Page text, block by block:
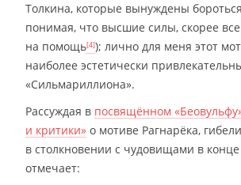
Толкина, которые вынуждены
понимая, что высшие силы, скорее
на помощь[4]); лично для меня этот
наиболее эстетически
«Сильмариллиона».
Рассуждая в посвящённом
и критики» о мотиве Рагнарёка,
в столкновении с чудовищами в
отмечает: